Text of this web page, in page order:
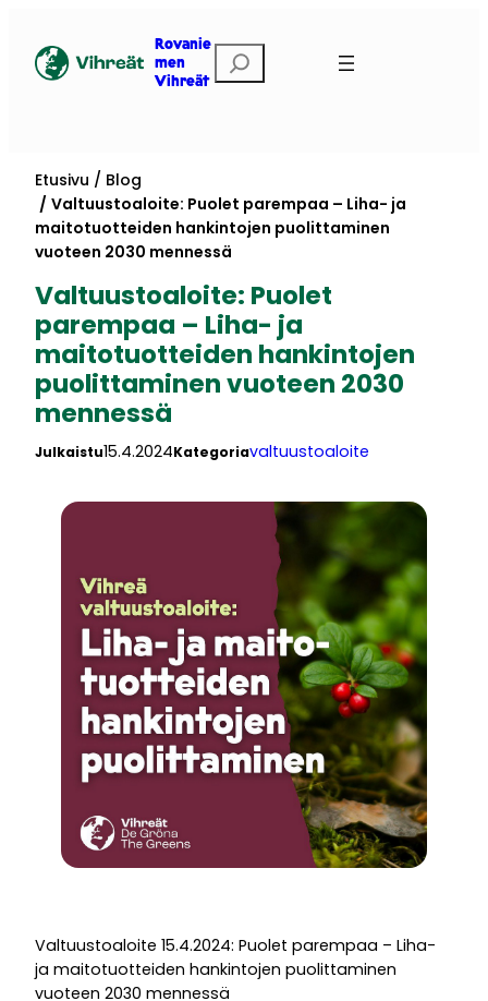
sisältöön
Rovanie
men
Vihreät
Etsi
Etusivu
Blog
Valtuustoaloite: Puolet parempaa – Liha- ja
maitotuotteiden hankintojen puolittaminen
vuoteen 2030 mennessä
Valtuustoaloite: Puolet
parempaa – Liha- ja
maitotuotteiden hankintojen
puolittaminen vuoteen 2030
mennessä
Julkaistu15.4.2024Kategoriavaltuustoaloite
Valtuustoaloite 15.4.2024: Puolet parempaa – Liha-
ja maitotuotteiden hankintojen puolittaminen
vuoteen 2030 mennessä